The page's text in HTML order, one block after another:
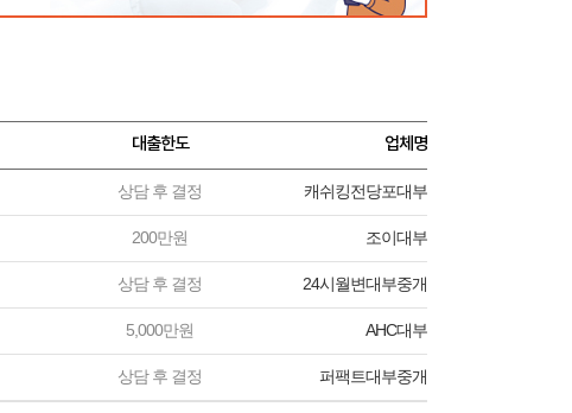
대출한도 업체명
상담 후 결정 캐쉬킹전당포대부
200만원 조이대부
상담 후 결정 24시월변대부중개
5,000만원 AHC대부
상담 후 결정 퍼팩트대부중개